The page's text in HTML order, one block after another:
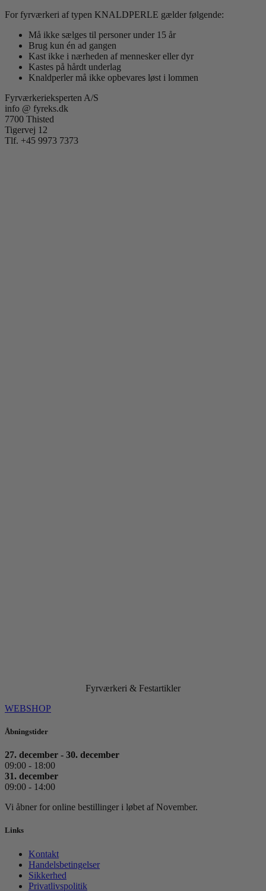
For fyrværkeri af typen KNALDPERLE gælder følgende:
Må ikke sælges til personer under 15 år
Brug kun én ad gangen
Kast ikke i nærheden af mennesker eller dyr
Kastes på hårdt underlag
Knaldperler må ikke opbevares løst i lommen
Fyrværkerieksperten A/S
info @ fyreks.dk
7700 Thisted
Tigervej 12
Tlf. +45 9973 7373
Fyrværkeri & Festartikler
WEBSHOP
Åbningstider
27. december - 30. december
09:00 - 18:00
31. december
09:00 - 14:00
Vi åbner for online bestillinger i løbet af November.
Links
Kontakt
Handelsbetingelser
Sikkerhed
Privatlivspolitik